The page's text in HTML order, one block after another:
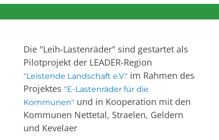
Die "Leih-Lastenräder" sind gestartet als
Pilotprojekt der LEADER-Region
"Leistende Landschaft e.V." im Rahmen des
Projektes "E-Lastenräder für die
Kommunen" und in Kooperation mit den
Kommunen Nettetal, Straelen, Geldern
und Kevelaer